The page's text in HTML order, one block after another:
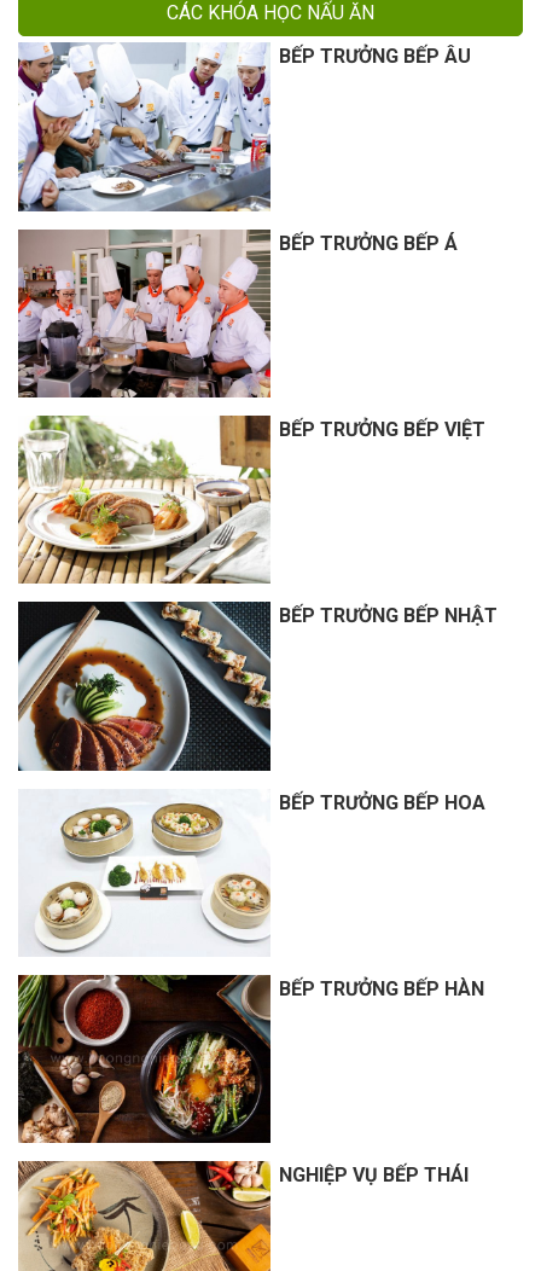
CÁC KHÓA HỌC NẤU ĂN
BẾP TRƯỞNG BẾP ÂU
BẾP TRƯỞNG BẾP Á
BẾP TRƯỞNG BẾP VIỆT
BẾP TRƯỞNG BẾP NHẬT
BẾP TRƯỞNG BẾP HOA
BẾP TRƯỞNG BẾP HÀN
NGHIỆP VỤ BẾP THÁI